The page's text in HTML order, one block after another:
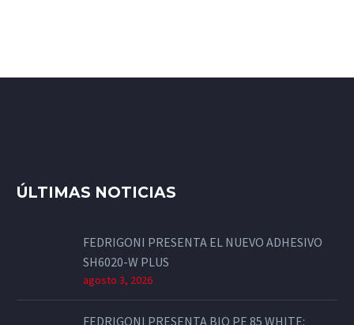
ÚLTIMAS NOTICIAS
FEDRIGONI PRESENTA EL NUEVO ADHESIVO
SH6020-W PLUS
agosto 3, 2026
FEDRIGONI PRESENTA BIO PE 85 WHITE: